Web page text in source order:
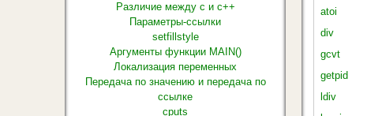
Различие между с и с++
Параметры-ссылки
setfillstyle
Аргументы функции MAIN()
Локализация переменных
Передача по значению и передача по
ссылке
cputs
atoi
div
gcvt
getpid
ldiv